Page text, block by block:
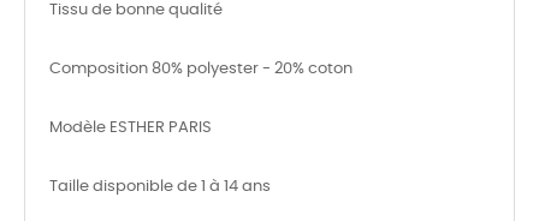
Tissu de bonne qualité
Composition 80% polyester - 20% coton
Modèle ESTHER PARIS
Taille disponible de 1 à 14 ans